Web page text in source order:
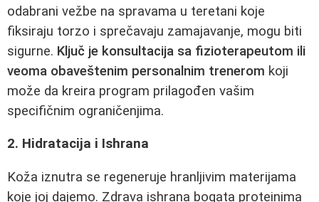
odabrani vežbe na spravama u teretani koje
fiksiraju torzo i sprečavaju zamajavanje, mogu biti
sigurne. Ključ je konsultacija sa fizioterapeutom ili
veoma obaveštenim personalnim trenerom koji
može da kreira program prilagođen vašim
specifičnim ograničenjima.
2. Hidratacija i Ishrana
Koža iznutra se regeneruje hranljivim materijama
koje joj dajemo. Zdrava ishrana bogata proteinima